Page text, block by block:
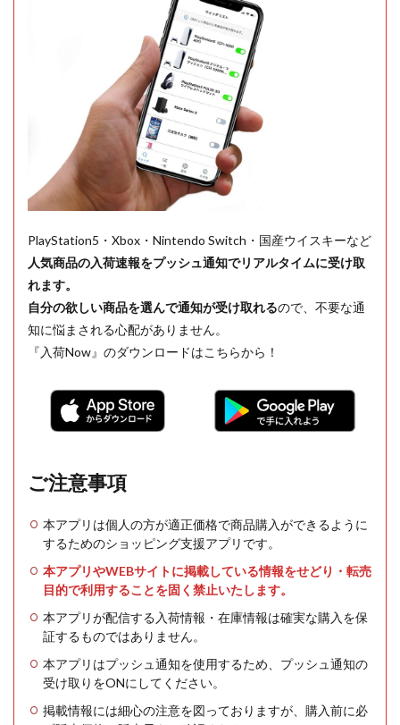
PlayStation5・Xbox・Nintendo Switch・国産ウイスキーなど
人気商品の入荷速報をプッシュ通知でリアルタイムに受け取
れます。
自分の欲しい商品を選んで通知が受け取れるので、不要な通
知に悩まされる心配がありません。
『入荷Now』のダウンロードはこちらから！
ご注意事項
本アプリは個人の方が適正価格で商品購入ができるように
するためのショッピング支援アプリです。
本アプリやWEBサイトに掲載している情報をせどり・転売
目的で利用することを固く禁止いたします。
本アプリが配信する入荷情報・在庫情報は確実な購入を保
証するものではありません。
本アプリはプッシュ通知を使用するため、プッシュ通知の
受け取りをONにしてください。
掲載情報には細心の注意を図っておりますが、購入前に必